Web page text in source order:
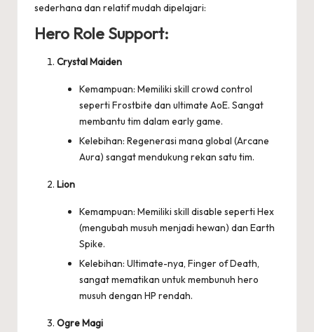
sederhana dan relatif mudah dipelajari:
Hero Role Support:
Crystal Maiden
Kemampuan: Memiliki skill crowd control
seperti Frostbite dan ultimate AoE. Sangat
membantu tim dalam early game.
Kelebihan: Regenerasi mana global (Arcane
Aura) sangat mendukung rekan satu tim.
Lion
Kemampuan: Memiliki skill disable seperti Hex
(mengubah musuh menjadi hewan) dan Earth
Spike.
Kelebihan: Ultimate-nya, Finger of Death,
sangat mematikan untuk membunuh hero
musuh dengan HP rendah.
Ogre Magi